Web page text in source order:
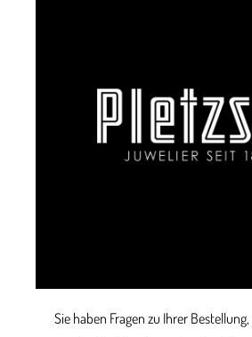
Sie haben Fragen zu Ihrer